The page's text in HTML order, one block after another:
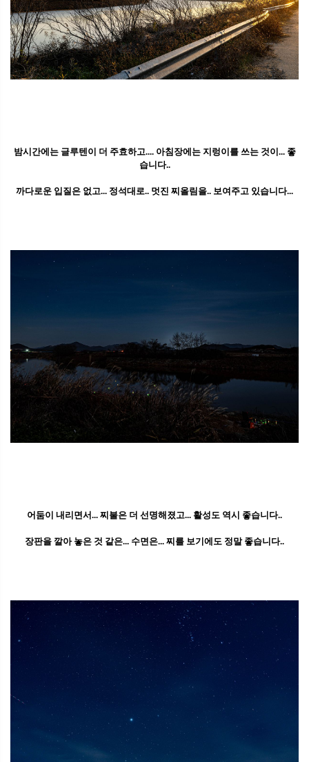
밤시간에는 글루텐이 더 주효하고.... 아침장에는 지렁이를 쓰는 것이... 좋
습니다..
까다로운 입질은 없고... 정석대로.. 멋진 찌올림을.. 보여주고 있습니다...
어둠이 내리면서... 찌불은 더 선명해졌고... 활성도 역시 좋습니다..
장판을 깔아 놓은 것 같은... 수면은... 찌를 보기에도 정말 좋습니다..